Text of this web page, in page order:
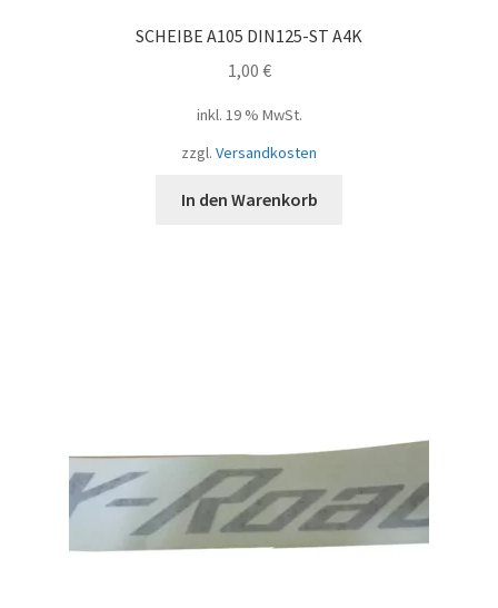
SCHEIBE A105 DIN125-ST A4K
1,00 €
inkl. 19 % MwSt.
zzgl. Versandkosten
In den Warenkorb